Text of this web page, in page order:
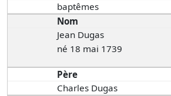
baptêmes
Nom
Jean Dugas
né 18 mai 1739
Père
Charles Dugas